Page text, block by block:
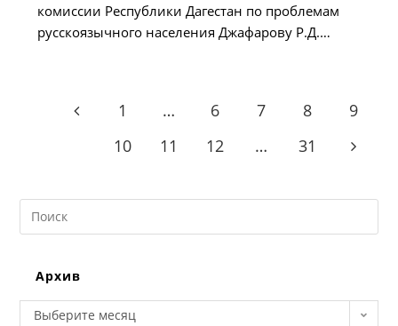
комиссии Республики Дагестан по проблемам
русскоязычного населения Джафарову Р.Д.…
Go to the previous page
1 … 6 7 8
9
10
11 12 … 31 Go to
Search
this
Архив
Архив
Выберите месяц